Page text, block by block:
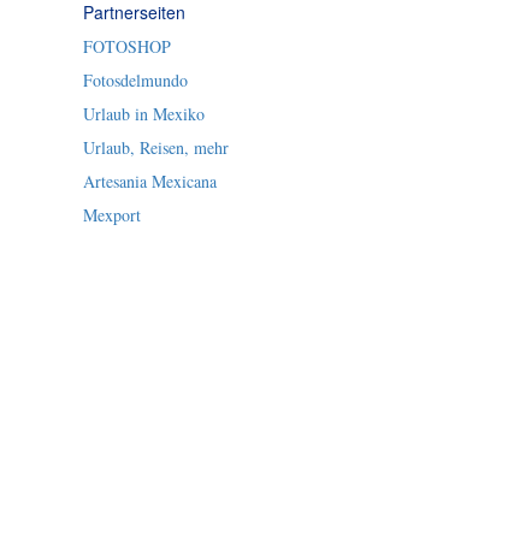
Partnerseiten
FOTOSHOP
Fotosdelmundo
Urlaub in Mexiko
Urlaub, Reisen, mehr
Artesania Mexicana
Mexport